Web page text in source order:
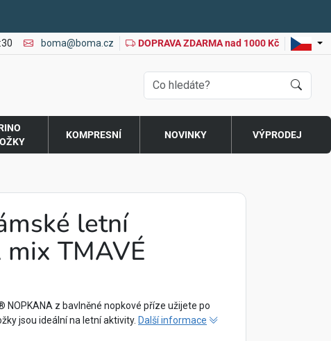
boma@boma.cz DOPRAVA ZDARMA nad 1000 Kč
KOMPRESNÍ NOVINKY VÝPRODEJ
letní
mix TMAVÉ
NOPKANA z bavlněné nopkové příze užijete po
jsou ideální na letní aktivity. Další informace